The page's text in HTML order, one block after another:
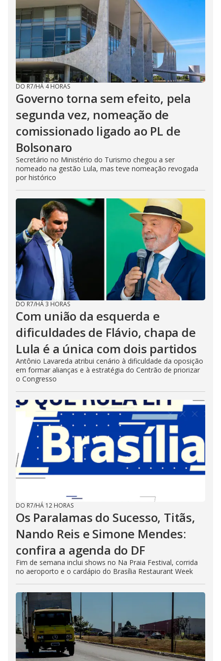
DO R7/HÁ 4 HORAS
Governo torna sem efeito, pela
segunda vez, nomeação de
comissionado ligado ao PL de
Bolsonaro
Secretário no Ministério do Turismo chegou a ser
nomeado na gestão Lula, mas teve nomeação revogada
por histórico
DO R7/HÁ 3 HORAS
Com união da esquerda e
dificuldades de Flávio, chapa de
Lula é a única com dois partidos
Antônio Lavareda atribui cenário à dificuldade da oposição
em formar alianças e à estratégia do Centrão de priorizar
o Congresso
DO R7/HÁ 12 HORAS
Os Paralamas do Sucesso, Titãs,
Nando Reis e Simone Mendes:
confira a agenda do DF
Fim de semana inclui shows no Na Praia Festival, corrida
no aeroporto e o cardápio do Brasília Restaurant Week